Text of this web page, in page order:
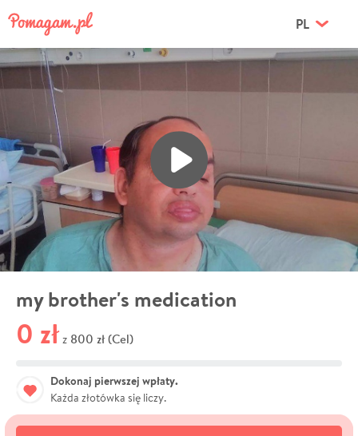
PL
my brother's medication
0 zł z 800 zł (Cel)
Dokonaj pierwszej wpłaty.
Każda złotówka się liczy.